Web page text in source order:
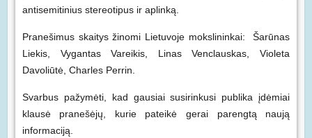
antisemitinius stereotipus ir aplinką.
Pranešimus skaitys žinomi Lietuvoje mokslininkai: Šarūnas
Liekis, Vygantas Vareikis, Linas Venclauskas, Violeta
Davoliūtė, Charles Perrin.
Svarbus pažymėti, kad gausiai susirinkusi publika įdėmiai
klausė pranešėjų, kurie pateikė gerai parengtą naują
informaciją.